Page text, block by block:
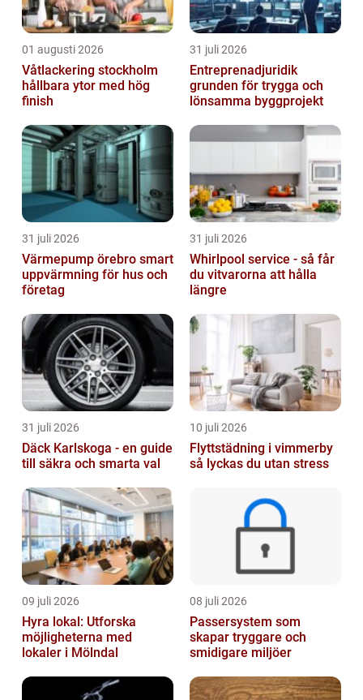
01 augusti 2026
Våtlackering stockholm
hållbara ytor med hög
finish
31 juli 2026
Entreprenadjuridik
grunden för trygga och
lönsamma byggprojekt
31 juli 2026
Värmepump örebro smart
uppvärmning för hus och
företag
31 juli 2026
Whirlpool service - så får
du vitvarorna att hålla
längre
31 juli 2026
Däck Karlskoga - en guide
till säkra och smarta val
10 juli 2026
Flyttstädning i vimmerby
så lyckas du utan stress
09 juli 2026
Hyra lokal: Utforska
möjligheterna med
lokaler i Mölndal
08 juli 2026
Passersystem som
skapar tryggare och
smidigare miljöer